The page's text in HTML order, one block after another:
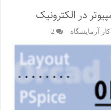
در الکترونیک
آزمایشگاه 2